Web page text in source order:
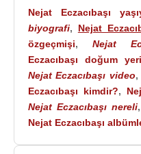
İstanbulFestivali'nin
Avrupa Konseyi'nden
Kimya Derneği
Belgesi'ne, 1975'te
Şeref Madalyası'na,
Cumhuriyeti Büyük
görüldü.
Nejat Eczacıbaşı
Nejat Eczacıbaşı
biyografi, Nejat
özgeçmişi, Nejat
Eczacıbaşı doğum yeri
Nejat Eczacıbaşı video,
Eczacıbaşı kimdir?,
Nejat Eczacıbaşı nereli,
Nejat Eczacıbaşı